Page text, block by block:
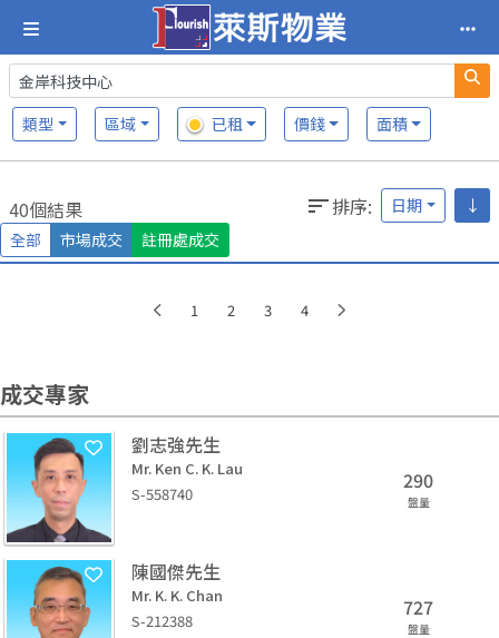
類型 區域 已租 價錢 面積
40個結果 排序: 日期
↓
全部
市場成交 註冊處成交
1 2 3 4
成交專家
劉志強先生
Mr. Ken C. K. Lau
S-558740
290
盤量
陳國傑先生
Mr. K. K. Chan
S-212388
727
盤量